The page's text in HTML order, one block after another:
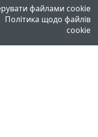
файлами cookie
Політика щодо файлів
cookie